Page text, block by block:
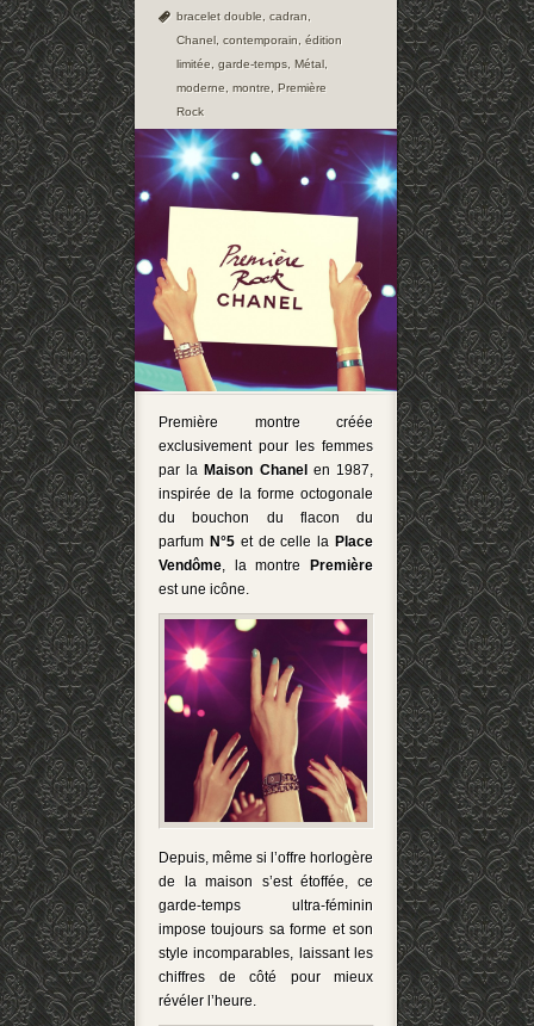
bracelet double
cadran
Chanel contemporain édition
limitée
garde-temps Métal
moderne
montre
Première
Rock
Première montre créée
exclusivement pour les femmes
par la Maison Chanel en 1987,
inspirée de la forme octogonale
du bouchon du flacon du
parfum N°5et de celle la Place
Vendôme, la montre
Première
est une icône.
Depuis, même si l’offre horlogère
de la maison s’est étoffée, ce
garde-temps ultra-féminin
impose toujours sa forme et son
style incomparables, laissant les
chiffres de côté pour mieux
révéler l’heure.